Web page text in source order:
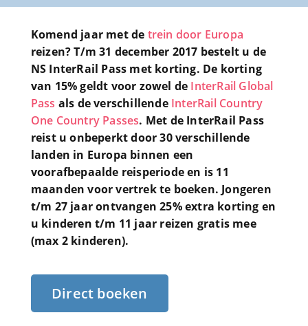
Komend jaar met de trein door Europa
reizen? T/m 31 december 2017 bestelt u de
NS InterRail Pass met korting. De korting
van 15% geldt voor zowel de InterRail Global
Pass als de verschillende InterRail Country
One Country Passes. Met de InterRail Pass
reist u onbeperkt door 30 verschillende
landen in Europa binnen een
voorafbepaalde reisperiode en is 11
maanden voor vertrek te boeken. Jongeren
t/m 27 jaar ontvangen 25% extra korting en
u kinderen t/m 11 jaar reizen gratis mee
(max 2 kinderen).
Direct boeken